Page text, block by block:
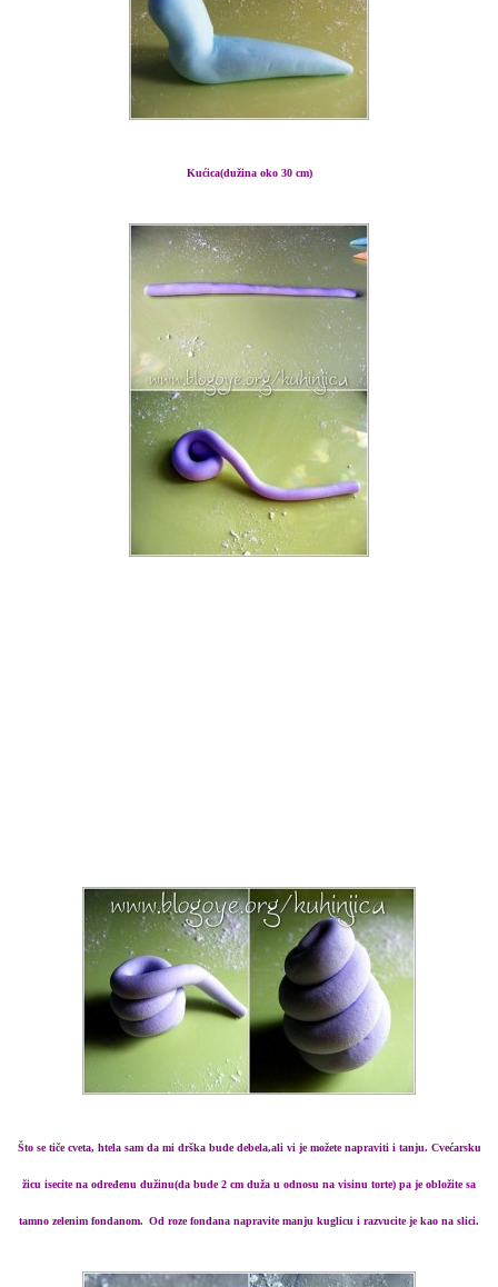
Kućica(dužina oko 30 cm)
Što se tiče cveta, htela sam da mi drška bude debela,ali vi je možete napraviti i tanju. Cvećarsku
žicu isecite na određenu dužinu(da bude 2 cm duža u odnosu na visinu torte) pa je obložite sa
tamno zelenim fondanom. Od roze fondana napravite manju kuglicu i razvucite je kao na slici.